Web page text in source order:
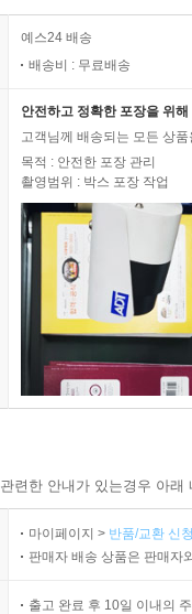
예스24 배송
배송비 : 무료배송
안전하고 정확한 포장을 위
고객님께 배송되는 모든 상
목적 : 안전한 포장 관리
촬영범위 : 박스 포장 작업
련한 안내가 있는경우 아
마이페이지 > 반품/교환 신
판매자 배송 상품은 판매자
출고 완료 후 10일 이내의